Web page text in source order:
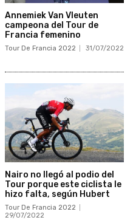
Annemiek Van Vleuten
campeona del Tour de
Francia femenino
Tour De Francia 2022 31/07/2022
Nairo no llegó al podio del
Tour porque este ciclista le
hizo falta, según Hubert
Tour De Francia 2022
29/07/2022